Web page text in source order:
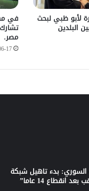
في
يصل إلى لأبو ظبي لبحث
البلدين
في
مصر.
17
السوري: بدء تاهيل شبكة
انقطاع 14 عاما”